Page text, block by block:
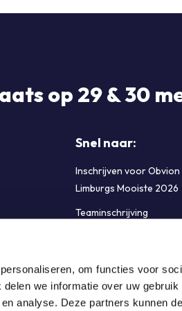
om functies voor
we informatie over uw gebruik
analyse. Deze partners kunnen
€22.50.
op 29 & 30
Snel naar:
Inschrijven voor Obvion
Limburgs Mooiste 2026
Teaminschrijving